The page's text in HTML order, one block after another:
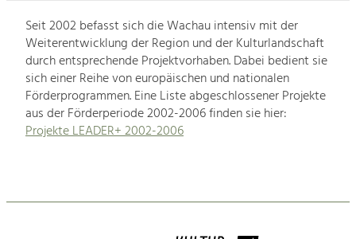
Seit 2002 befasst sich die Wachau intensiv mit der
Weiterentwicklung der Region und der Kulturlandschaft
durch entsprechende Projektvorhaben. Dabei bedient sie
sich einer Reihe von europäischen und nationalen
Förderprogrammen. Eine Liste abgeschlossener Projekte
aus der Förderperiode 2002-2006 finden sie hier:
Projekte LEADER+ 2002-2006